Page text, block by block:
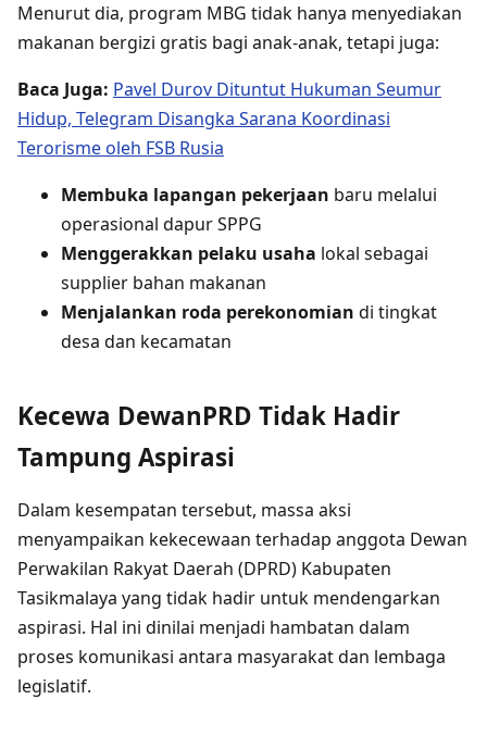
Menurut dia, program MBG tidak hanya menyediakan
makanan bergizi gratis bagi anak-anak, tetapi juga:
Baca Juga: Pavel Durov Dituntut Hukuman Seumur
Hidup, Telegram Disangka Sarana Koordinasi
Terorisme oleh FSB Rusia
Membuka lapangan pekerjaan baru melalui
operasional dapur SPPG
Menggerakkan pelaku usaha lokal sebagai
supplier bahan makanan
Menjalankan roda perekonomian di tingkat
desa dan kecamatan
Kecewa DewanPRD Tidak Hadir
Tampung Aspirasi
Dalam kesempatan tersebut, massa aksi
menyampaikan kekecewaan terhadap anggota Dewan
Perwakilan Rakyat Daerah (DPRD) Kabupaten
Tasikmalaya yang tidak hadir untuk mendengarkan
aspirasi. Hal ini dinilai menjadi hambatan dalam
proses komunikasi antara masyarakat dan lembaga
legislatif.